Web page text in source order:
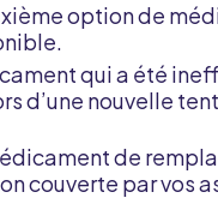
option de
qui a été
d’une nouvelle
de
couverte par vos